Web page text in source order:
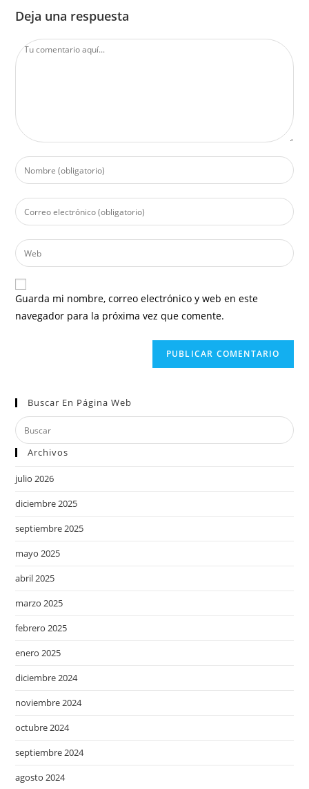
Deja una respuesta
Guarda mi nombre, correo electrónico y web en este
navegador para la próxima vez que comente.
Buscar En Página Web
Archivos
julio 2026
diciembre 2025
septiembre 2025
mayo 2025
abril 2025
marzo 2025
febrero 2025
enero 2025
diciembre 2024
noviembre 2024
octubre 2024
septiembre 2024
agosto 2024